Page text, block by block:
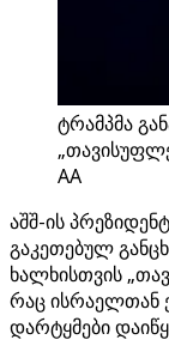
ტრამპმა
AA
აშშ-ის
გაკეთებულ
ხალხისთვის
რაც ისრაელთან
დარტყმები